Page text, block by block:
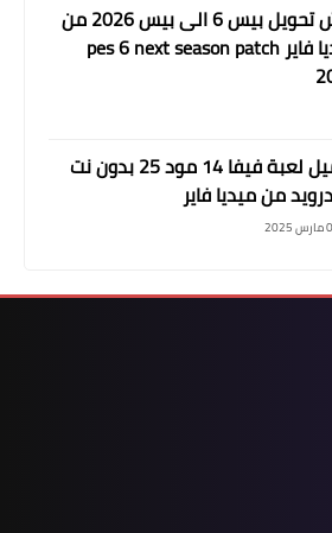
باتش تحويل بيس 6 الى بيس 2026 من
ميديا فاير pes 6 next season patch
تحميل لعبة فيفا 14 مود 25 بدون نت
من ميديا فاير